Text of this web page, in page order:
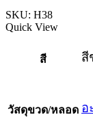
SKU: H38
Quick View
สี สี
วัสดุขวด/หลอด อ